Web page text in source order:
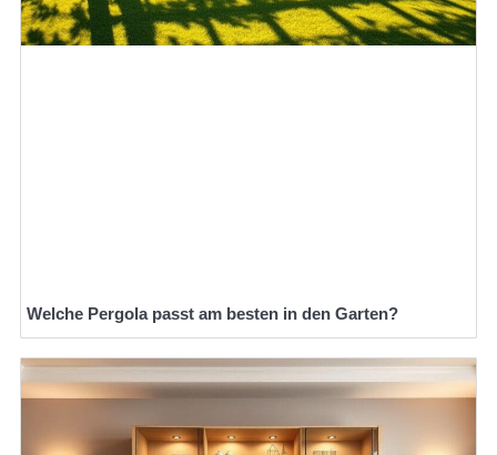
Welche Pergola passt am besten in den Garten?